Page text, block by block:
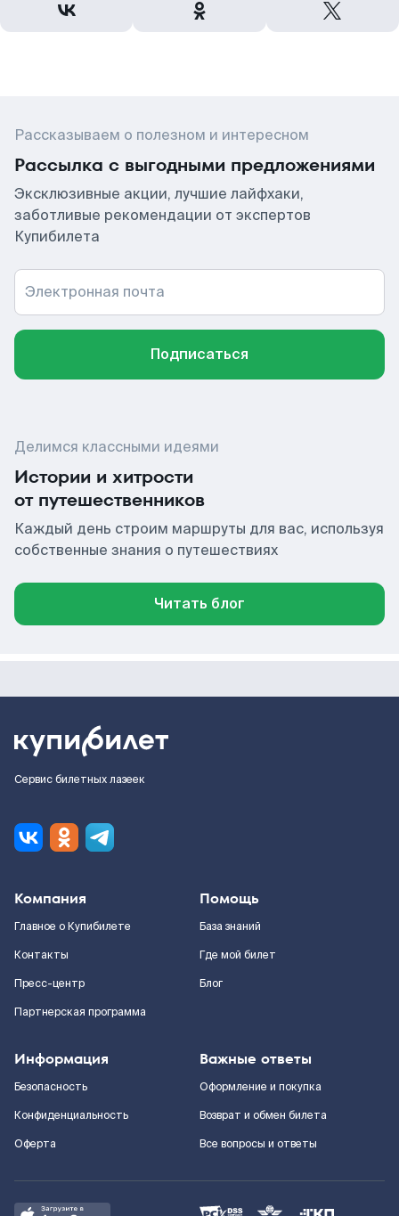
Рассказываем о полезном и интересном
Рассылка с выгодными предложениями
Эксклюзивные акции, лучшие лайфхаки,
заботливые рекомендации от экспертов
Купибилета
Электронная почта
Подписаться
Делимся классными идеями
Истории и хитрости
от путешественников
Каждый день строим маршруты для вас, используя
собственные знания о путешествиях
Читать блог
Сервис билетных лазеек
Компания
Главное о Купибилете
Контакты
Пресс-центр
Партнерская программа
Помощь
База знаний
Где мой билет
Блог
Информация
Безопасность
Конфиденциальность
Оферта
Важные ответы
Оформление и покупка
Возврат и обмен билета
Все вопросы и ответы